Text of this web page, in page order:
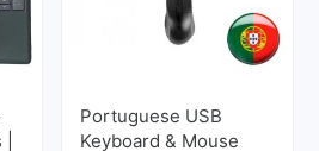
Portuguese USB
Keyboard & Mouse